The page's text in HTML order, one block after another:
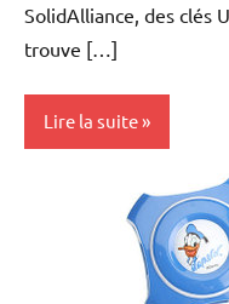
SolidAlliance, des clés
trouve […]
Lire la suite
Periphériques